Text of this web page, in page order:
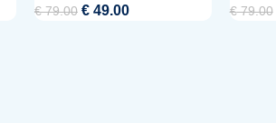
€79.00 €49.00 €79.00